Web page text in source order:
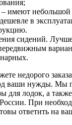
– имеют
в
сидений.
недорого
ваши нужды. Мы
для лодок, а
При
ответить на